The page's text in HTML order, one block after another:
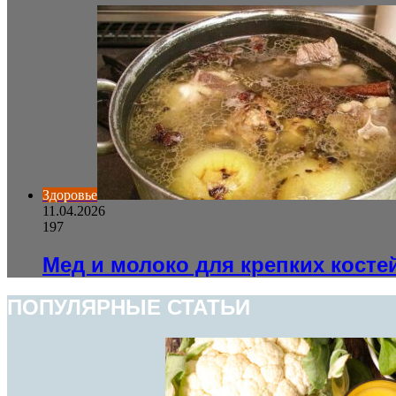
Здоровье
11.04.2026
197
Мед и молоко для крепких
ПОПУЛЯРНЫЕ СТАТЬИ